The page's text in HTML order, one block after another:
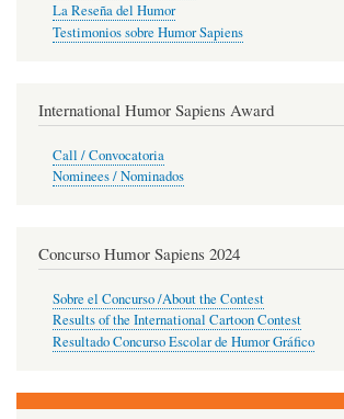
La Reseña del Humor
Testimonios sobre Humor Sapiens
International Humor Sapiens Award
Call / Convocatoria
Nominees / Nominados
Concurso Humor Sapiens 2024
Sobre el Concurso /About the Contest
Results of the International Cartoon Contest
Resultado Concurso Escolar de Humor Gráfico